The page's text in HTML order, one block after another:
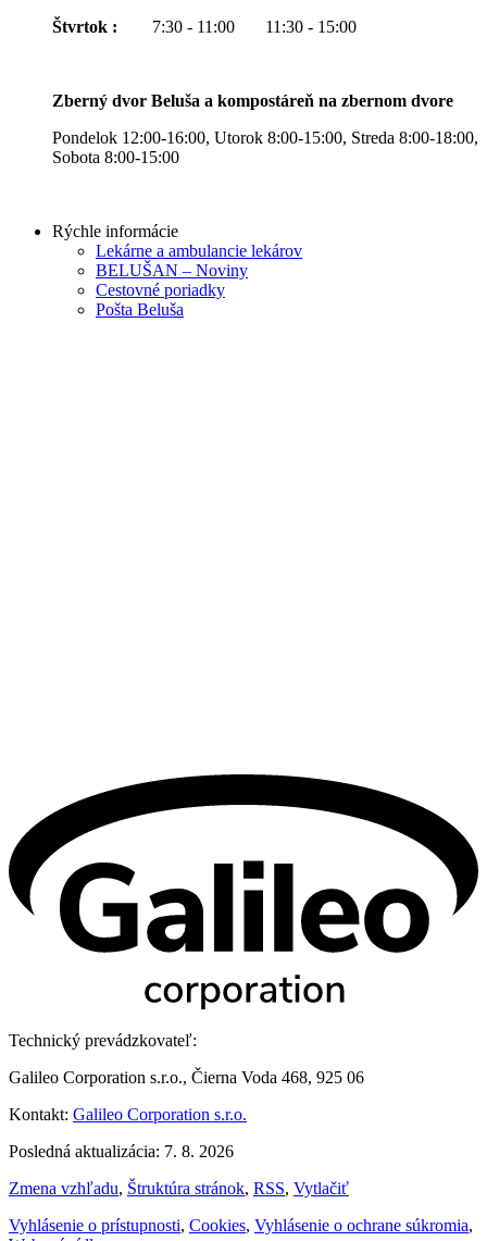
Štvrtok : 7:30 - 11:00 11:30 - 15:00
Zberný dvor Beluša a kompostáreň na zbernom dvore
Pondelok 12:00-16:00, Utorok 8:00-15:00, Streda 8:00-18:00,
Sobota 8:00-15:00
Rýchle informácie
Lekárne a ambulancie lekárov
BELUŠAN – Noviny
Cestovné poriadky
Pošta Beluša
Technický prevádzkovateľ:
Galileo Corporation s.r.o., Čierna Voda 468, 925 06
Kontakt: Galileo Corporation s.r.o.
Posledná aktualizácia: 7. 8. 2026
Zmena vzhľadu, Štruktúra stránok, RSS, Vytlačiť
Vyhlásenie o prístupnosti, Cookies, Vyhlásenie o ochrane súkromia,